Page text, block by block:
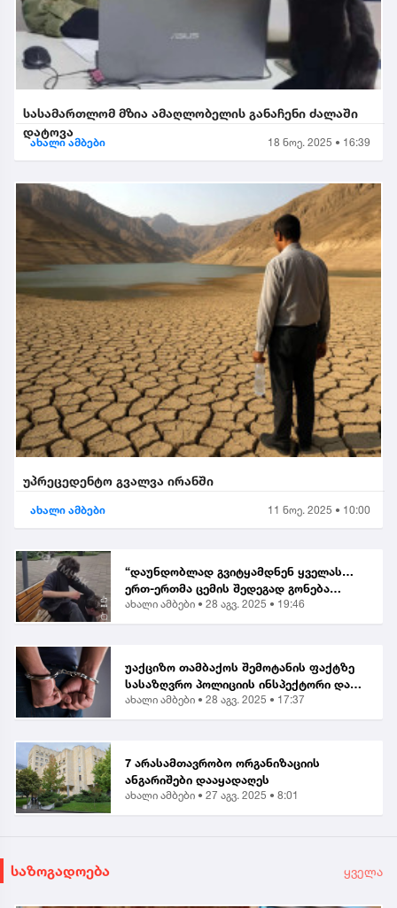
სასამართლომ მზია ამაღლობელის განაჩენი ძალაში
დატოვა
ახალი ამბები 18 ნოე. 2025 • 16:39
უპრეცედენტო გვალვა ირანში
ახალი ამბები 11 ნოე. 2025 • 10:00
“დაუნდობლად გვიტყამდნენ ყველას…
ერთ-ერთმა ცემის შედეგად გონება
დაკარგა” | მოქალაქე ბათუმში მომხდარ
ახალი ამბები • 28 აგვ. 2025 • 19:46
უაქციზო თამბაქოს შემოტანის ფაქტზე
სასაზღვრო პოლიციის ინსპექტორი და
ერთი პირი დააკავეს
ახალი ამბები • 28 აგვ. 2025 • 17:37
7 არასამთავრობო ორგანიზაციის
ანგარიშები დააყადაღეს
ახალი ამბები • 27 აგვ. 2025 • 8:01
საზოგადოება ყველა